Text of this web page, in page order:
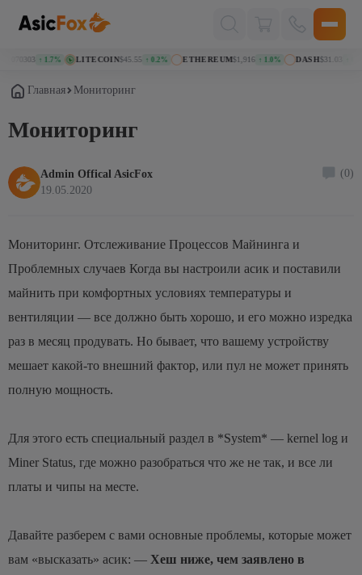
↑ 1.7% LITECOIN$45.55 ↑ 0.2% ETHEREUM$1,916 ↑ 1.0% DASH$31.03
Главная Мониторинг
Мониторинг
Admin Offical AsicFox
19.05.2020
(0)
Мониторинг. Отслеживание Процессов Майнинга и
Проблемных случаев Когда вы настроили асик и поставили
майнить при комфортных условиях температуры и
вентиляции — все должно быть хорошо, и его можно изредка
раз в месяц продувать. Но бывает, что вашему устройству
мешает какой-то внешний фактор, или пул не может принять
полную мощность.
Для этого есть специальный раздел в *System* — kernel log и
Miner Status, где можно разобраться что же не так, и все ли
платы и чипы на месте.
Давайте разберем с вами основные проблемы, которые может
вам «высказать» асик: — Хеш ниже, чем заявлено в